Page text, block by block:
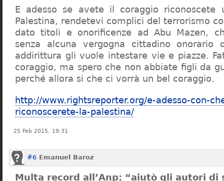
E adesso se avete il coraggio riconoscete
Palestina, rendetevi complici del terrorismo
dato titoli e onorificenze ad Abu Mazen,
senza alcuna vergogna cittadino
addirittura gli vuole intestare vie e piazze.
coraggio, ma spero che non abbiate figli da
perché allora si che ci vorrà un bel coraggio.
http://www.rightsreporter.org/e-adesso-con-
riconoscerete-la-palestina/
25 Feb 2015, 19:31
#6 Emanuel Baroz
Multa record all’Anp: “aiutò gli autori